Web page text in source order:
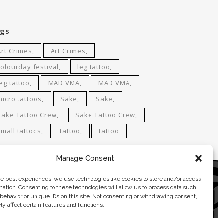
Manage Consent
best experiences, we use technologies like cookies to store and/or access
Consenting to these technologies will allow us to process data such
or unique IDs on this site. Not consenting or withdrawing consent,
affect certain features and functions.
Crimes
Art Crimes
festival
leg tattoo
tattoo
MAD VMA
MAD VMA
tattoos
Sake
Sake
Tattoo Crew
Sake Tattoo Crew
tattoos
tattoo tattoo
681 4 681